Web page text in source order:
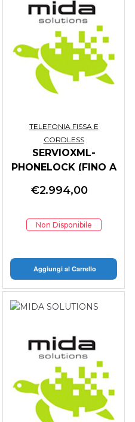
TELEFONIA FISSA E
CORDLESS
SERVIOXML-
PHONELOCK (FINO A
€2.994,00
Non Disponibile
Aggiungi al Carrello